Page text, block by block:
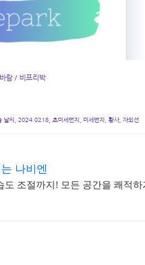
람 / 비프리박
날씨, 2024 0218, 초미세먼지, 미세먼지, 황사, 자외선
나비엔
조절까지! 모든 공간을 쾌적하